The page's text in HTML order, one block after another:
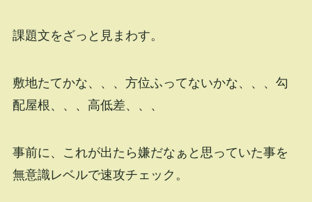
課題文をざっと見まわす。
敷地たてかな、、、方位ふってないかな、、、勾
配屋根、、、高低差、、、
事前に、これが出たら嫌だなぁと思っていた事を
無意識レベルで速攻チェック。